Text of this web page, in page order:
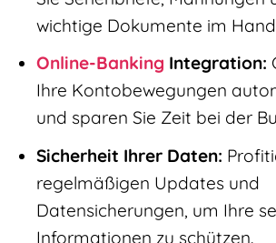
wichtige Dokumente im
Online-Banking Integration:
Ihre Kontobewegungen
und sparen Sie Zeit bei der
Sicherheit Ihrer Daten:
regelmäßigen Updates und
Datensicherungen, um Ihre
Informationen zu schützen.